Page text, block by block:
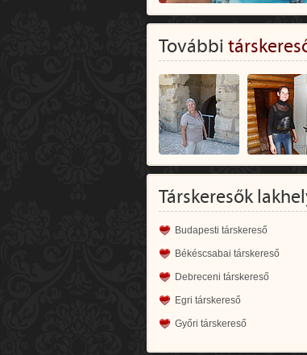
További
Társkeresők
Budapesti társkereső
Békéscsabai társkereső
Debreceni társkereső
Egri társkereső
Győri társkereső